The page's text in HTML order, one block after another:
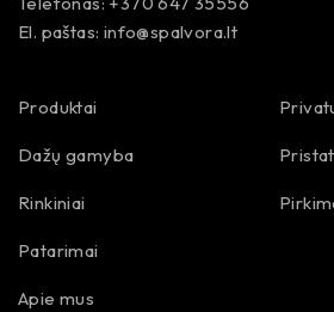
El. paštas: info@spalvora.lt
Produktai
Dažų gamyba
Rinkiniai
Patarimai
Apie mus